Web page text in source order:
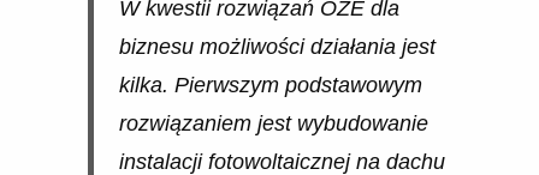
W kwestii rozwiązań OZE dla
biznesu możliwości działania jest
kilka. Pierwszym podstawowym
rozwiązaniem jest wybudowanie
instalacji fotowoltaicznej na dachu